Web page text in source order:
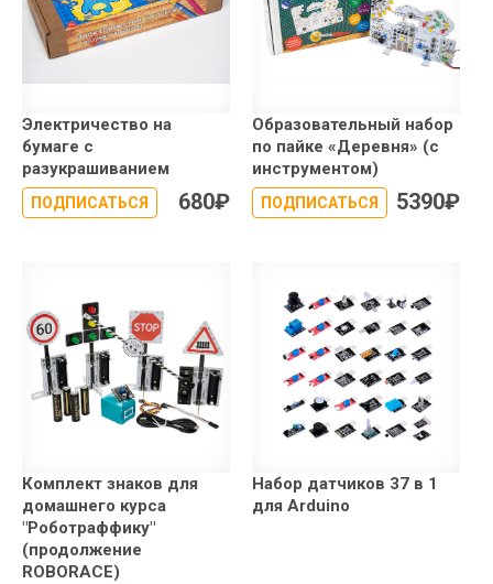
Электричество на
бумаге с
разукрашиванием
ПОДПИСАТЬСЯ 680₽
Образовательный набор
по пайке «Деревня» (с
инструментом)
ПОДПИСАТЬСЯ 5390₽
Комплект знаков для
домашнего курса
"Роботраффику"
(продолжение
ROBORACE)
Набор датчиков 37 в 1
для Arduino